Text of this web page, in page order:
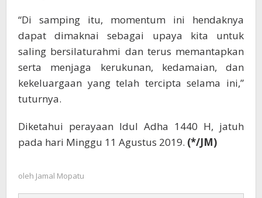
“Di samping itu, momentum ini hendaknya
dapat dimaknai sebagai upaya kita untuk
saling bersilaturahmi dan terus memantapkan
serta menjaga kerukunan, kedamaian, dan
kekeluargaan yang telah tercipta selama ini,”
tuturnya.
Diketahui perayaan Idul Adha 1440 H, jatuh
pada hari Minggu 11 Agustus 2019. (*/JM)
oleh Jamal Mopatu